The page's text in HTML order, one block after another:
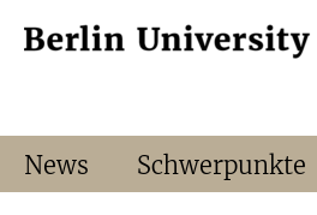
direkt
Service-
News Schwerpunkte